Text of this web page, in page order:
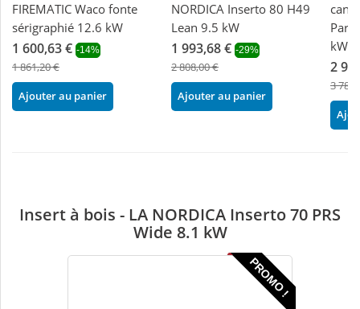
FIREMATIC Waco fonte
sérigraphié 12.6 kW
1 600,63 € -14%
1 861,20 €
Ajouter au panier
NORDICA Inserto 80 H49
Lean 9.5 kW
1 993,68 € -29%
2 808,00 €
Ajouter au panier
kW
2
3
Insert à bois - LA NORDICA Inserto 70 PRS
Wide 8.1 kW
PROMO !